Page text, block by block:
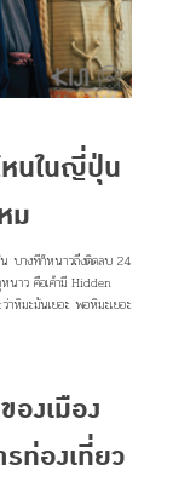
หนในญี่ปุ่น
ม
น บางทีก็หนาวถึงติดลบ 24
หนาว คือเค้ามี Hidden
าหิมะมันเยอะ พอหิมะเยอะ
งเมือง
ท่องเที่ยว